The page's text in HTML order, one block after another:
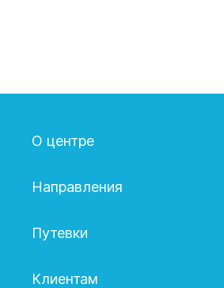
О центре
Направления
Путевки
Клиентам